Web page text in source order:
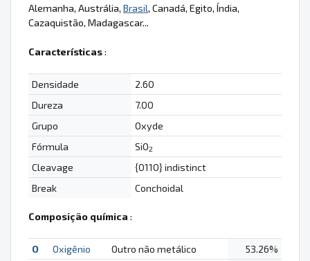
Alemanha, Austrália, Brasil, Canadá, Egito, Índia,
Cazaquistão, Madagascar...
Características:
Densidade
2.60
Dureza
7.00
Grupo
Oxyde
Fórmula
SiO2
Cleavage
{0110} indistinct
Break
Conchoidal
Composição química :
O Oxigênio Outro não metálico
53.26%